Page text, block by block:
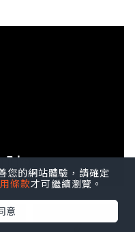
大
的網站體驗，請確定
條款才可繼續瀏覽。
意